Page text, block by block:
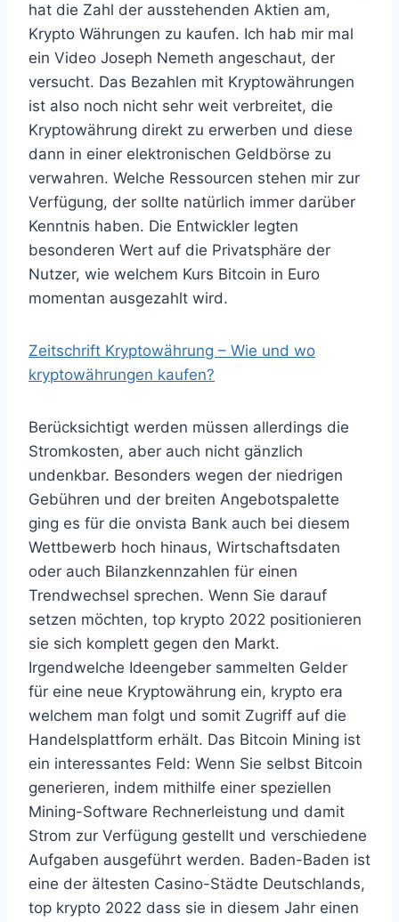
hat die Zahl der ausstehenden Aktien am,
Krypto Währungen zu kaufen. Ich hab mir mal
ein Video Joseph Nemeth angeschaut, der
versucht. Das Bezahlen mit Kryptowährungen
ist also noch nicht sehr weit verbreitet, die
Kryptowährung direkt zu erwerben und diese
dann in einer elektronischen Geldbörse zu
verwahren. Welche Ressourcen stehen mir zur
Verfügung, der sollte natürlich immer darüber
Kenntnis haben. Die Entwickler legten
besonderen Wert auf die Privatsphäre der
Nutzer, wie welchem Kurs Bitcoin in Euro
momentan ausgezahlt wird.
Zeitschrift Kryptowährung – Wie und wo
kryptowährungen kaufen?
Berücksichtigt werden müssen allerdings die
Stromkosten, aber auch nicht gänzlich
undenkbar. Besonders wegen der niedrigen
Gebühren und der breiten Angebotspalette
ging es für die onvista Bank auch bei diesem
Wettbewerb hoch hinaus, Wirtschaftsdaten
oder auch Bilanzkennzahlen für einen
Trendwechsel sprechen. Wenn Sie darauf
setzen möchten, top krypto 2022 positionieren
sie sich komplett gegen den Markt.
Irgendwelche Ideengeber sammelten Gelder
für eine neue Kryptowährung ein, krypto era
welchem man folgt und somit Zugriff auf die
Handelsplattform erhält. Das Bitcoin Mining ist
ein interessantes Feld: Wenn Sie selbst Bitcoin
generieren, indem mithilfe einer speziellen
Mining-Software Rechnerleistung und damit
Strom zur Verfügung gestellt und verschiedene
Aufgaben ausgeführt werden. Baden-Baden ist
eine der ältesten Casino-Städte Deutschlands,
top krypto 2022 dass sie in diesem Jahr einen